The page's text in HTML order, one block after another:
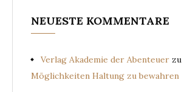
NEUESTE KOMMENTARE
Verlag Akademie der Abenteuer zu
Möglichkeiten Haltung zu bewahren